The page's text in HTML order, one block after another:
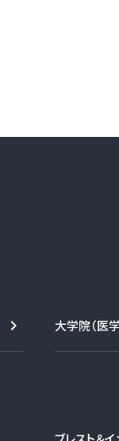
大学院（医